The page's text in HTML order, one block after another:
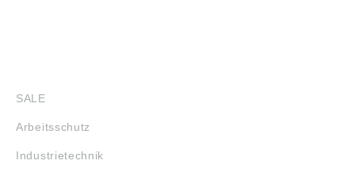
SALE
Arbeitsschutz
Industrietechnik